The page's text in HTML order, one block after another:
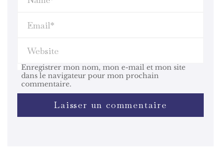
Enregistrer mon nom, mon e-mail et mon site
dans le navigateur pour mon prochain
commentaire.